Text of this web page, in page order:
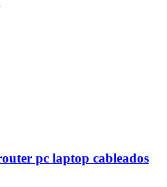
pc laptop cableados